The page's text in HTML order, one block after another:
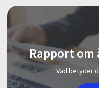
Rapport
Vad betyder